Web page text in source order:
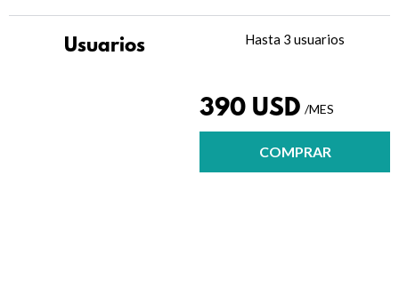
Usuarios Hasta 3 usuarios
390 USD /MES
COMPRAR